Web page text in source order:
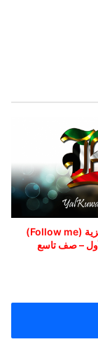
مذكرة اللغة الانجليزية (Follow me)
– صف تاسع